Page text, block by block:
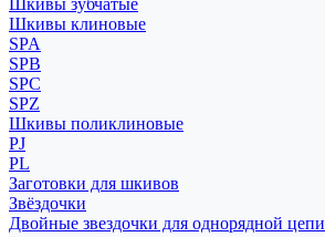
Шкивы зубчатые
Шкивы клиновые
SPA
SPB
SPC
SPZ
Шкивы поликлиновые
PJ
PL
Заготовки для шкивов
Звёздочки
Двойные звездочки для однорядной цепи